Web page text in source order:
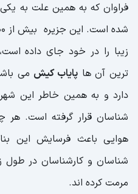
فراوان که به همین علت به
زیبا را در خود جای داده
ترین آن ها پایاب کیش
دارد و به همین خاطر این
شناسان قرار گرفته است. هر
هوایی باعث فرسایش این
شناسان و کارشناسان در طول
مرمت کرده اند.